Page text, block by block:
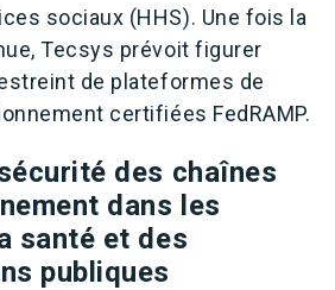
sociaux (HHS). Une fois la
Tecsys prévoit figurer
de plateformes de
certifiées FedRAMP.
des chaînes
dans les
santé et des
publiques